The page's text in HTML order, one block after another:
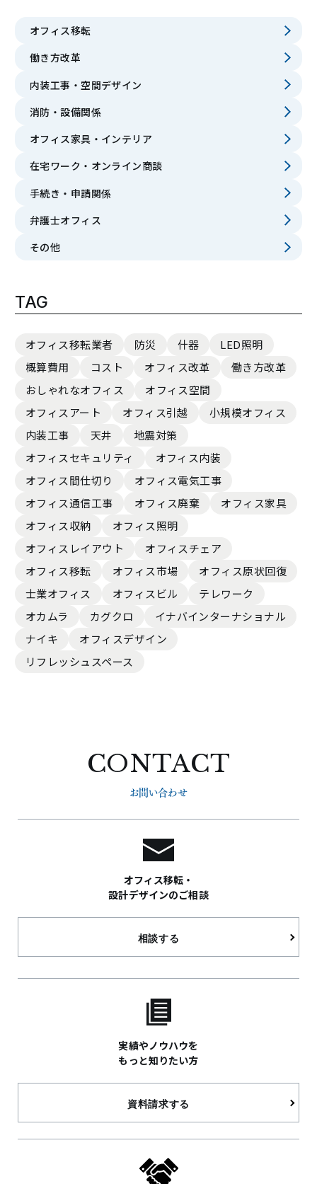
オフィス移転
働き方改革
内装工事・空間デザイン
消防・設備関係
オフィス家具・インテリア
在宅ワーク・オンライン商談
手続き・申請関係
弁護士オフィス
その他
TAG
オフィス移転業者 防災 什器
LED照明
概算費用
コスト オフィス改革
働き方改革
おしゃれなオフィス
オフィス空間
オフィスアート
オフィス引越
小規模オフィス
内装工事
天井
地震対策
オフィスセキュリティ
オフィス内装
オフィス間仕切り
オフィス電気工事
オフィス通信工事
オフィス廃棄
オフィス家具
オフィス収納
オフィス照明
オフィスレイアウト
オフィスチェア
オフィス移転
オフィス市場
オフィス原状回復
士業オフィス
オフィスビル
テレワーク
オカムラ
カグクロ
イナバインターナショナル
ナイキ
オフィスデザイン
リフレッシュスペース
CONTACT
お問い合わせ
オフィス移転・
設計デザインのご相談
相談する
実績やノウハウを
もっと知りたい方
資料請求する